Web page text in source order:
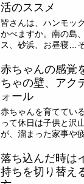
活のススメ
皆さんは、ハンモッ
かべますか。南の島
ス、砂浜、お昼寝…
赤ちゃんの感覚
ちゃの壁、アク
ォール
赤ちゃんを育ててい
って休日は子供と沢
が、溜まった家事や
落ち込んだ時は
持ちを切り替え